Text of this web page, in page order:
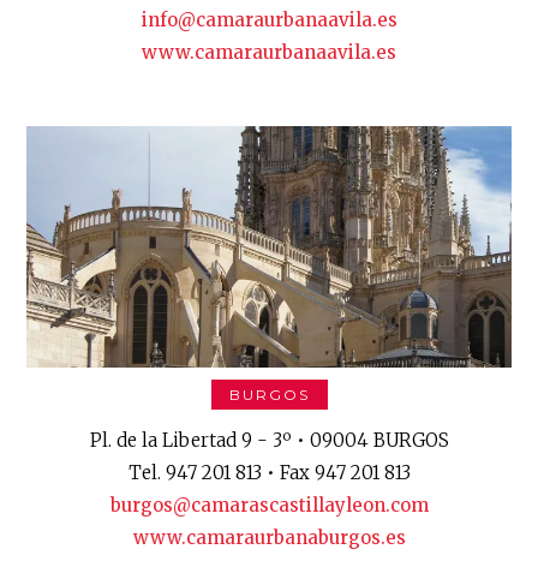
info@camaraurbanaavila.es
www.camaraurbanaavila.es
BURGOS
Pl. de la Libertad 9 - 3º • 09004 BURGOS
Tel. 947 201 813 • Fax 947 201 813
burgos@camarascastillayleon.com
www.camaraurbanaburgos.es